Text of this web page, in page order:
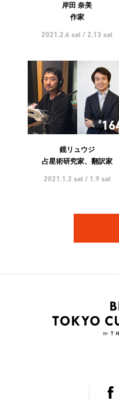
岸田 奈美
作家
2021.2.6 sat / 2.13 sat
鏡リュウジ
占星術研究家、翻訳家
2021.1.2 sat / 1.9 sat
2020.12.5 sat / 12.12 sat